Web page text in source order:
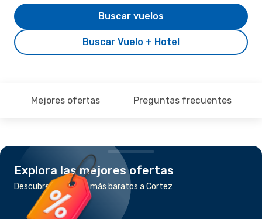
Buscar Vuelo + Hotel
Buscar vuelos
Mejores ofertas Preguntas frecuentes
Explora las mejores ofertas
Descubre los vuelos más baratos a Cortez